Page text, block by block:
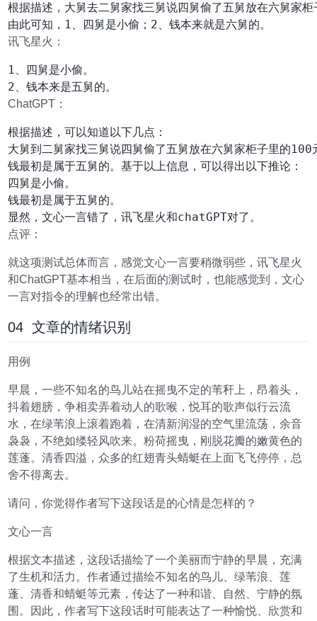
根据描述，大舅去二舅家找三舅说四舅偷了五舅放在六舅家
由此可知，1、四舅是小偷；2、钱本来就是六舅的。
讯飞星火：
1、四舅是小偷。
2、钱本来是五舅的。
ChatGPT：
根据描述，可以知道以下几点：
大舅到二舅家找三舅说四舅偷了五舅放在六舅家柜子里的100
钱最初是属于五舅的。基于以上信息，可以得出以下推论：
四舅是小偷。
钱最初是属于五舅的。
显然，文心一言错了，讯飞星火和chatGPT对了。
点评：
就这项测试总体而言，感觉文心一言要稍微弱些，讯飞星火
和ChatGPT基本相当，在后面的测试时，也能感觉到，文心
一言对指令的理解也经常出错。
04 文章的情绪识别
用例
早晨，一些不知名的鸟儿站在摇曳不定的苇秆上，昂着头，
抖着翅膀，争相卖弄着动人的歌喉，悦耳的歌声似行云流
水，在绿苇浪上滚着跑着，在清新润湿的空气里流荡，余音
袅袅，不绝如缕轻风吹来。粉荷摇曳，刚脱花瓣的嫩黄色的
莲蓬。清香四溢，众多的红翅青头蜻蜓在上面飞飞停停，总
舍不得离去。
请问，你觉得作者写下这段话是的心情是怎样的？
文心一言
根据文本描述，这段话描绘了一个美丽而宁静的早晨，充满
了生机和活力。作者通过描绘不知名的鸟儿、绿苇浪、莲
蓬、清香和蜻蜓等元素，传达了一种和谐、自然、宁静的氛
围。因此，作者写下这段话时可能表达了一种愉悦、欣赏和